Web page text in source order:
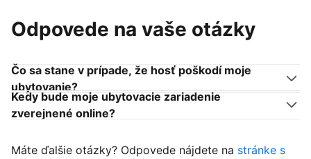
Odpovede na vaše otázky
Čo sa stane v prípade, že hosť poškodí moje
ubytovanie?
Kedy bude moje ubytovacie zariadenie
zverejnené online?
Máte ďalšie otázky? Odpovede nájdete na stránke s